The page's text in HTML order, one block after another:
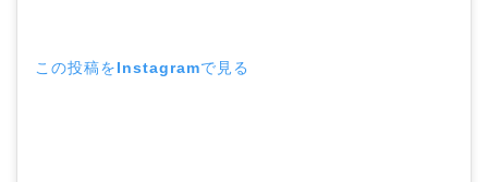
この投稿をInstagramで見る